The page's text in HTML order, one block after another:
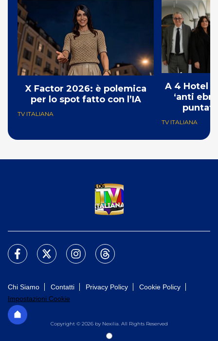
X Factor 2026: è polemica
per lo spot fatto con l’IA
TV ITALIANA
A 4 Hotel
‘anti
TV ITALIANA
Chi Siamo Contatti Privacy Policy
Cookie Policy
Impostazioni Cookie
Copyright © 2026 by Nexilia. All Rights Reserved